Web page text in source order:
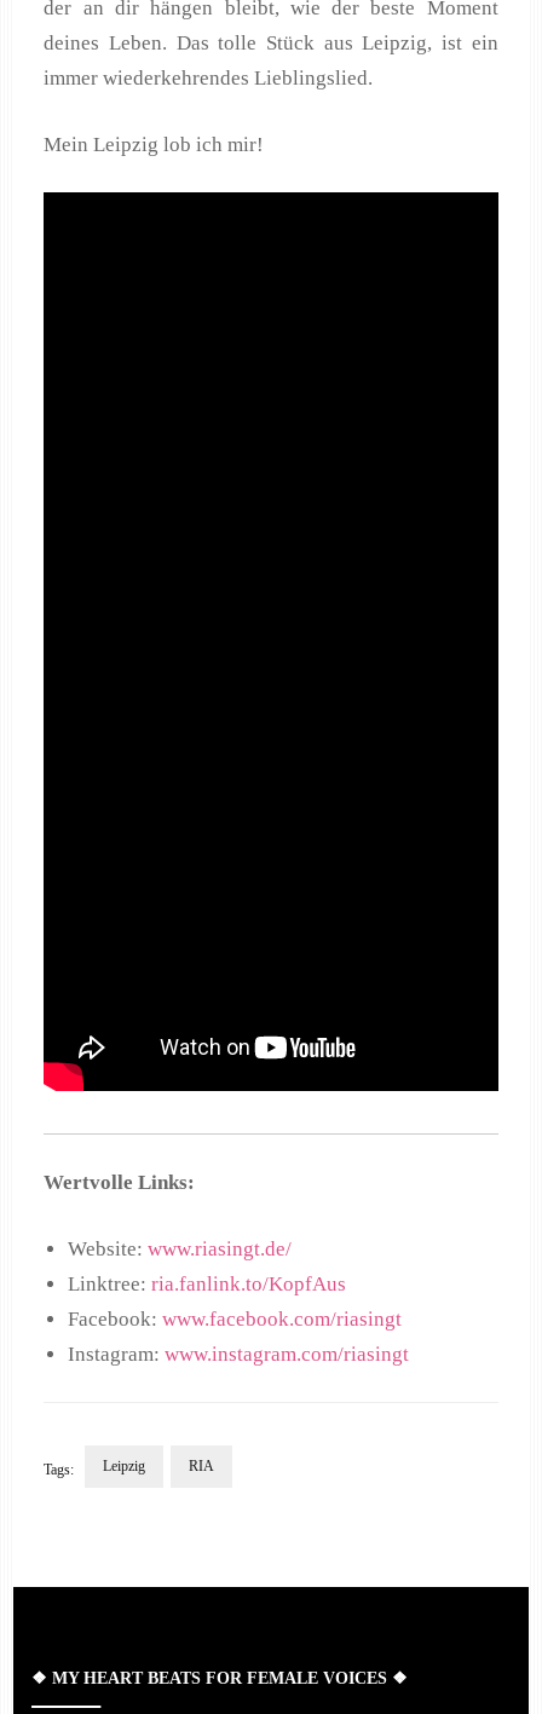
der an dir hängen bleibt, wie der beste Moment
deines Leben. Das tolle Stück aus Leipzig, ist ein
immer wiederkehrendes Lieblingslied.
Mein Leipzig lob ich mir!
Wertvolle Links:
Website:www.riasingt.de/
Linktree:ria.fanlink.to/KopfAus
Facebook:www.facebook.com/riasingt
Instagram:www.instagram.com/riasingt
Tags: Leipzig RIA
Navigation
❖ MY HEART BEATS FOR FEMALE VOICES ❖